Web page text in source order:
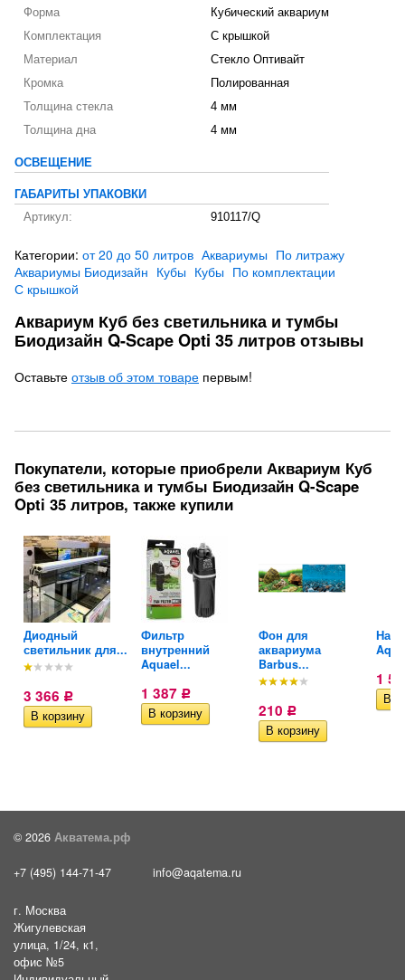
Форма
Кубический аквариум
Комплектация
С крышкой
Материал
Стекло Оптивайт
Кромка
Полированная
Толщина стекла
4 мм
Толщина дна
4 мм
ОСВЕЩЕНИЕ
ГАБАРИТЫ УПАКОВКИ
Артикул:
910117/Q
Категории: от 20 до 50 литров Аквариумы По литражу
Аквариумы Биодизайн Кубы Кубы По комплектации
С крышкой
Аквариум Куб без светильника и тумбы
Биодизайн Q-Scape Opti 35 литров отзывы
Оставьте отзыв об этом товаре первым!
Покупатели, которые приобрели Аквариум Куб
без светильника и тумбы Биодизайн Q-Scape
Opti 35 литров, также купили
Диодный
светильник для...
3 366 Р
Фильтр
внутренний
Aquael...
1 387 Р
Фон для
аквариума
Barbus...
210 Р
1
© 2026 Акватема.рф
+7 (495) 144-71-47 info@aqatema.ru
г. Москва
Жигулевская
улица, 1/24, к1,
офис №5